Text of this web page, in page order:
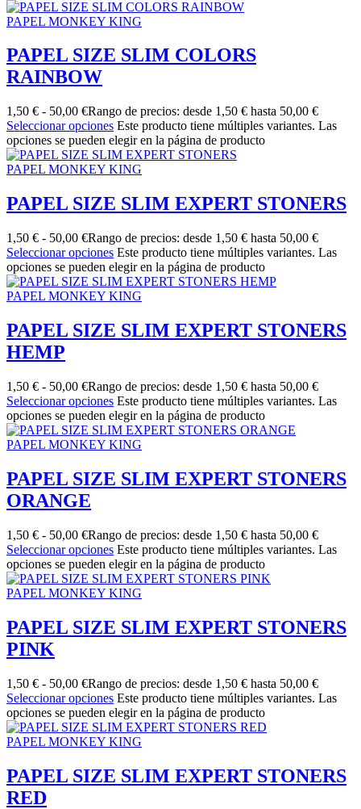
PAPEL MONKEY KING
PAPEL SIZE SLIM COLORS
RAINBOW
1,50 € - 50,00 €Rango de precios: desde 1,50 € hasta 50,00 €
Seleccionar opciones Este producto tiene múltiples variantes. Las
opciones se pueden elegir en la página de producto
PAPEL MONKEY KING
PAPEL SIZE SLIM EXPERT STONERS
1,50 € - 50,00 €Rango de precios: desde 1,50 € hasta 50,00 €
Seleccionar opciones Este producto tiene múltiples variantes. Las
opciones se pueden elegir en la página de producto
PAPEL MONKEY KING
PAPEL SIZE SLIM EXPERT STONERS
HEMP
1,50 € - 50,00 €Rango de precios: desde 1,50 € hasta 50,00 €
Seleccionar opciones Este producto tiene múltiples variantes. Las
opciones se pueden elegir en la página de producto
PAPEL MONKEY KING
PAPEL SIZE SLIM EXPERT STONERS
ORANGE
1,50 € - 50,00 €Rango de precios: desde 1,50 € hasta 50,00 €
Seleccionar opciones Este producto tiene múltiples variantes. Las
opciones se pueden elegir en la página de producto
PAPEL MONKEY KING
PAPEL SIZE SLIM EXPERT STONERS
PINK
1,50 € - 50,00 €Rango de precios: desde 1,50 € hasta 50,00 €
Seleccionar opciones Este producto tiene múltiples variantes. Las
opciones se pueden elegir en la página de producto
PAPEL MONKEY KING
PAPEL SIZE SLIM EXPERT STONERS
RED